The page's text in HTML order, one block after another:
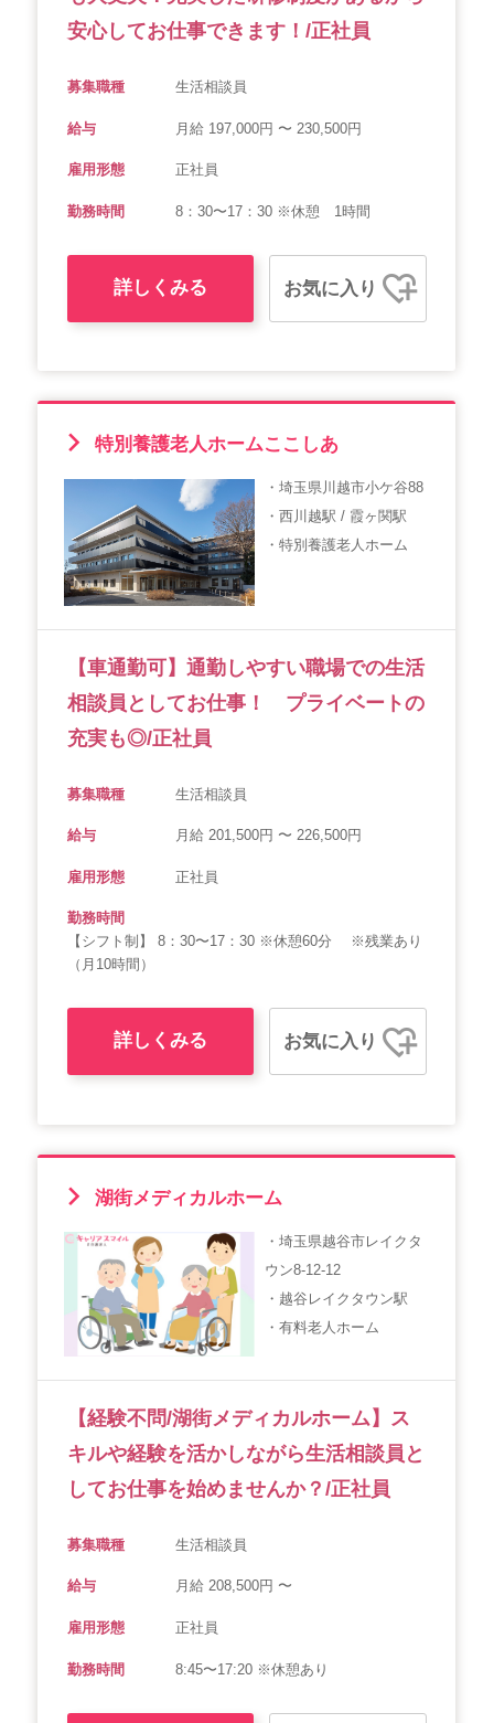
安心してお仕事できます！/正社員
募集職種 生活相談員
給与 月給 197,000円 〜 230,500円
雇用形態 正社員
勤務時間 8：30〜17：30 ※休憩 1時間
詳しくみる お気に入り
特別養護老人ホームここしあ
・埼玉県川越市小ケ谷88
・西川越駅 / 霞ヶ関駅
・特別養護老人ホーム
【車通勤可】通勤しやすい職場での生活
相談員としてお仕事！ プライベートの
充実も◎/正社員
募集職種 生活相談員
給与 月給 201,500円 〜 226,500円
雇用形態 正社員
勤務時間
【シフト制】 8：30〜17：30 ※休憩60分 ※残業あり
（月10時間）
詳しくみる お気に入り
湖街メディカルホーム
・埼玉県越谷市レイクタ
ウン8-12-12
・越谷レイクタウン駅
・有料老人ホーム
【経験不問/湖街メディカルホーム】ス
キルや経験を活かしながら生活相談員と
してお仕事を始めませんか？/正社員
募集職種 生活相談員
給与 月給 208,500円 〜
雇用形態 正社員
勤務時間 8:45〜17:20 ※休憩あり